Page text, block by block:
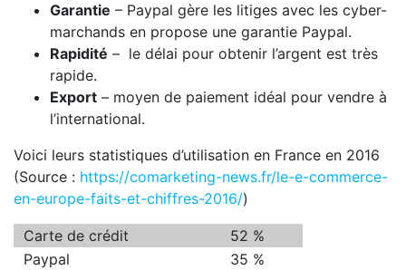
Garantie – Paypal gère les litiges avec les cyber-
marchands en propose une garantie Paypal.
Rapidité – le délai pour obtenir l’argent est très
rapide.
Export – moyen de paiement idéal pour vendre à
l’international.
Voici leurs statistiques d’utilisation en France en 2016
(Source : https://comarketing-news.fr/le-e-commerce-
en-europe-faits-et-chiffres-2016/)
Carte de crédit
52 %
Paypal
35 %